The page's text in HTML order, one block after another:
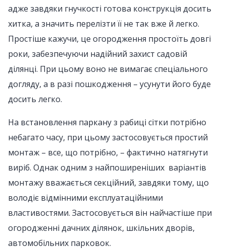
адже завдяки гнучкості готова конструкція досить
хитка, а значить перелізти її не так вже й легко.
Простіше кажучи, це огородження простоїть довгі
роки, забезпечуючи надійний захист садовій
ділянці. При цьому воно не вимагає спеціального
догляду, а в разі пошкодження – усунути його буде
досить легко.
На встановлення паркану з рабиці сітки потрібно
небагато часу, при цьому застосовується простий
монтаж – все, що потрібно, – фактично натягнути
виріб. Однак одним з найпоширеніших варіантів
монтажу вважається секційний, завдяки тому, що
володіє відмінними експлуатаційними
властивостями. Застосовується він найчастіше при
огородженні дачних ділянок, шкільних дворів,
автомобільних парковок.